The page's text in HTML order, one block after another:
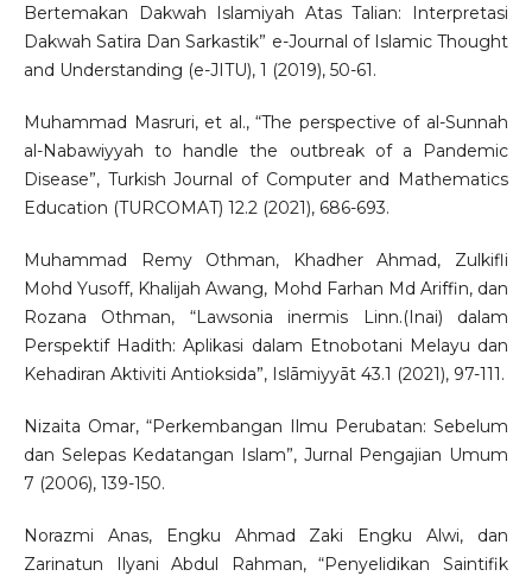
Bertemakan Dakwah Islamiyah Atas Talian: Interpretasi
Dakwah Satira Dan Sarkastik” e-Journal of Islamic Thought
and Understanding (e-JITU), 1 (2019), 50-61.
Muhammad Masruri, et al., “The perspective of al-Sunnah
al-Nabawiyyah to handle the outbreak of a Pandemic
Disease”, Turkish Journal of Computer and Mathematics
Education (TURCOMAT) 12.2 (2021), 686-693.
Muhammad Remy Othman, Khadher Ahmad, Zulkifli
Mohd Yusoff, Khalijah Awang, Mohd Farhan Md Ariffin, dan
Rozana Othman, “Lawsonia inermis Linn.(Inai) dalam
Perspektif Hadith: Aplikasi dalam Etnobotani Melayu dan
Kehadiran Aktiviti Antioksida”, Islāmiyyāt 43.1 (2021), 97-111.
Nizaita Omar, “Perkembangan Ilmu Perubatan: Sebelum
dan Selepas Kedatangan Islam”, Jurnal Pengajian Umum
7 (2006), 139-150.
Norazmi Anas, Engku Ahmad Zaki Engku Alwi, dan
Zarinatun Ilyani Abdul Rahman, “Penyelidikan Saintifik